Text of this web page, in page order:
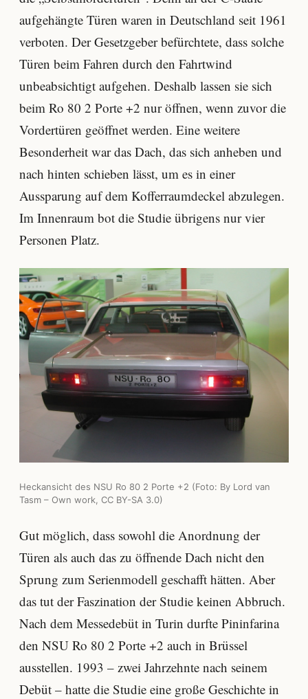
aufgehängte Türen waren in Deutschland seit 1961
verboten. Der Gesetzgeber befürchtete, dass solche
Türen beim Fahren durch den Fahrtwind
unbeabsichtigt aufgehen. Deshalb lassen sie sich
beim Ro 80 2 Porte +2 nur öffnen, wenn zuvor die
Vordertüren geöffnet werden. Eine weitere
Besonderheit war das Dach, das sich anheben und
nach hinten schieben lässt, um es in einer
Aussparung auf dem Kofferraumdeckel abzulegen.
Im Innenraum bot die Studie übrigens nur vier
Personen Platz.
Heckansicht des NSU Ro 80 2 Porte +2 (Foto: By Lord van
Tasm – Own work, CC BY-SA 3.0)
Gut möglich, dass sowohl die Anordnung der
Türen als auch das zu öffnende Dach nicht den
Sprung zum Serienmodell geschafft hätten. Aber
das tut der Faszination der Studie keinen Abbruch.
Nach dem Messedebüt in Turin durfte Pininfarina
den NSU Ro 80 2 Porte +2 auch in Brüssel
ausstellen. 1993 – zwei Jahrzehnte nach seinem
Debüt – hatte die Studie eine große Geschichte in